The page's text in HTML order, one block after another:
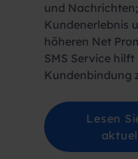
und
Kundenerlebnis
höheren Net
SMS Service
Kundenbindung
Lesen